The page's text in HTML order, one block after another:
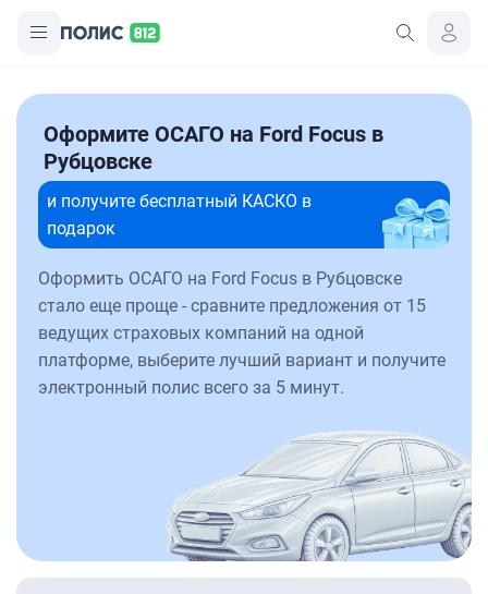
Оформите ОСАГО на Ford Focus в
Рубцовске
и получите бесплатный КАСКО в
подарок
Оформить ОСАГО на Ford Focus в Рубцовске
стало еще проще - сравните предложения от 15
ведущих страховых компаний на одной
платформе, выберите лучший вариант и получите
электронный полис всего за 5 минут.